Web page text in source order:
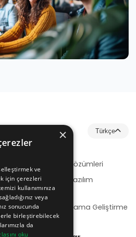
Türkçe
E-Ticaret Çözümleri
Kurumsal Yazılım
Geliştirme
Mobil Uygulama Geliştirme
×
ve
için çerezleri
kullanımınıza
veya
sonucunda
birleştirebilecek
da
oku